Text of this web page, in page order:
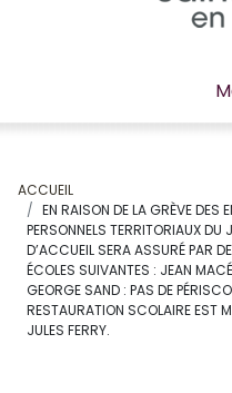
ACCUEIL
EN RAISON DE LA GRÈVE DES
PERSONNELS TERRITORIAUX
D’ACCUEIL SERA ASSURÉ PAR
ÉCOLES SUIVANTES : JEAN
GEORGE SAND : PAS DE
RESTAURATION SCOLAIRE EST
JULES FERRY.